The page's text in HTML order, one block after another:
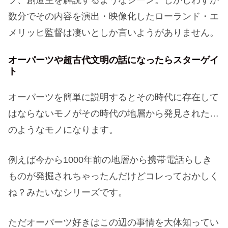
数分でその内容を演出・映像化したローランド・エ
メリッヒ監督は凄いとしか言いようがありません。
オーパーツや超古代文明の話になったらスターゲイ
ト
オーパーツを簡単に説明するとその時代に存在して
はならないモノがその時代の地層から発見された…
のようなモノになります。
例えば今から1000年前の地層から携帯電話らしき
ものが発掘されちゃったんだけどコレっておかしく
ね？みたいなシリーズです。
ただオーパーツ好きはこの辺の事情を大体知ってい